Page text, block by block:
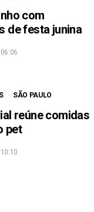
com
de festa junina
SÃO PAULO
reúne comidas
pet